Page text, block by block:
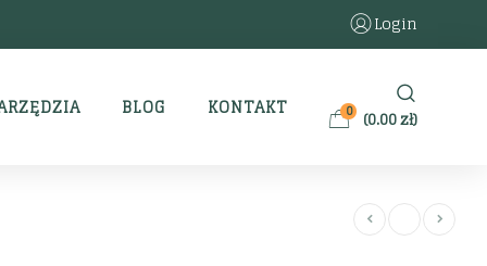
Login
BLOG KONTAKT 0 (0.00zł)